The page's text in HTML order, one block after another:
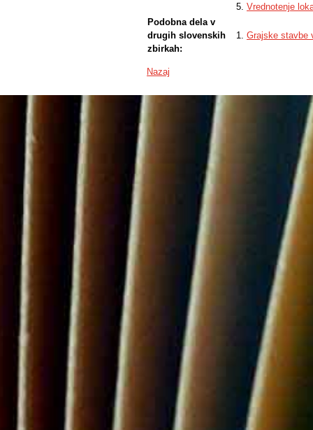
Vrednotenje
Podobna dela v
drugih slovenskih
zbirkah:
Grajske stavbe
Nazaj